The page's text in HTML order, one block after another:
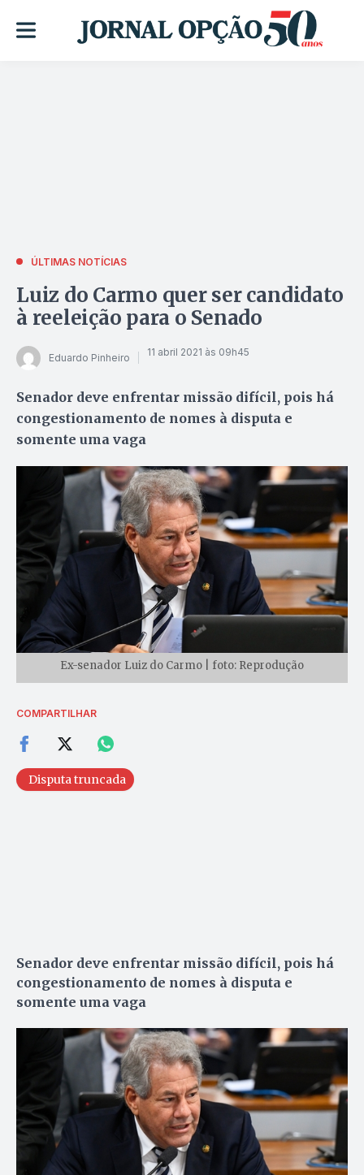
ÚLTIMAS NOTÍCIAS
Luiz do Carmo quer ser candidato
à reeleição para o Senado
Eduardo Pinheiro 11 abril 2021 às 09h45
Senador deve enfrentar missão difícil, pois há
congestionamento de nomes à disputa e
somente uma vaga
Ex-senador Luiz do Carmo | foto: Reprodução
COMPARTILHAR
Disputa truncada
Senador deve enfrentar missão difícil, pois há
congestionamento de nomes à disputa e
somente uma vaga